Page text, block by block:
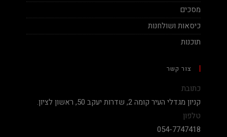
מסכים
כיסאות ושולחנות
תוכנות
צור קשר
כתובת
קניון מגדלי העיר קומה 2, שדרות יעקב 50, ראשון לציון.
טלפון
054-7747418